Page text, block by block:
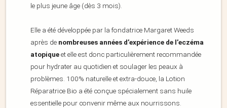
le plus jeune âge (dès 3 mois).
Elle a été développée par la fondatrice Margaret Weeds
après de nombreuses années d’expérience de l’eczéma
atopiqueet elle est donc particulièrement recommandée
pour hydrater au quotidien et soulager les peaux à
problèmes. 100% naturelle et extra-douce, la Lotion
Réparatrice Bio a été conçue spécialement sans huile
essentielle pour convenir même aux nourrissons.